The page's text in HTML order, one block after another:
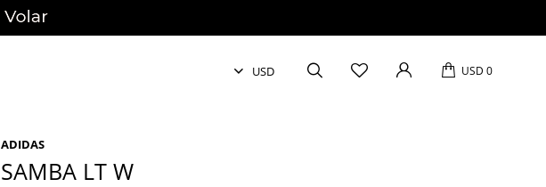
USD 0
ADIDAS
SAMBA LT W